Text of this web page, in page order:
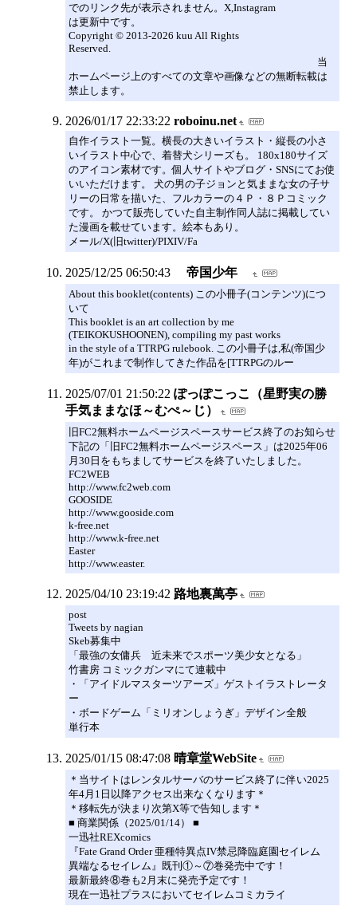
でのリンク先が表示されません。X,Instagram
は更新中です。
Copyright © 2013-2026 kuu All Rights
Reserved.
当
ホームページ上のすべての文章や画像などの無断転載は
禁止します。
2026/01/17 22:33:22 roboinu.net
自作イラスト一覧。横長の大きいイラスト・縦長の小さ
いイラスト中心で、着替犬シリーズも。 180x180サイズ
のアイコン素材です。個人サイトやブログ・SNSにてお使
いいただけます。 犬の男の子ジョンと気ままな女の子サ
リーの日常を描いた、フルカラーの４Ｐ・８Ｐコミック
です。 かつて販売していた自主制作同人誌に掲載してい
た漫画を載せています。絵本もあり。
メール/X(旧twitter)/PIXIV/Fa
2025/12/25 06:50:43 帝国少年
About this booklet(contents) この小冊子(コンテンツ)につ
いて
This booklet is an art collection by me
(TEIKOKUSHOONEN), compiling my past works
in the style of a TTRPG rulebook. この小冊子は,私(帝国少
年)がこれまで制作してきた作品を[TTRPGのルー
2025/07/01 21:50:22 ぽっぽこっこ（星野実の勝
手気ままなほ～むぺ～じ）
旧FC2無料ホームページスペースサービス終了のお知らせ
下記の「旧FC2無料ホームページスペース」は2025年06
月30日をもちましてサービスを終了いたしました。
FC2WEB
http://www.fc2web.com
GOOSIDE
http://www.gooside.com
k-free.net
http://www.k-free.net
Easter
http://www.easter.
2025/04/10 23:19:42 路地裏萬亭
post
Tweets by nagian
Skeb募集中
「最強の女傭兵 近未来でスポーツ美少女となる」
竹書房 コミックガンマにて連載中
・「アイドルマスターツアーズ」ゲストイラストレータ
ー
・ボードゲーム「ミリオンしょうぎ」デザイン全般
単行本
2025/01/15 08:47:08 晴章堂WebSite
＊当サイトはレンタルサーバのサービス終了に伴い2025
年4月1日以降アクセス出来なくなります＊
＊移転先が決まり次第X等で告知します＊
■ 商業関係（2025/01/14） ■
一迅社REXcomics
『Fate Grand Order 亜種特異点IV禁忌降臨庭園セイレム
異端なるセイレム』既刊①～⑦巻発売中です！
最新最終⑧巻も2月末に発売予定です！
現在一迅社プラスにおいてセイレムコミカライ